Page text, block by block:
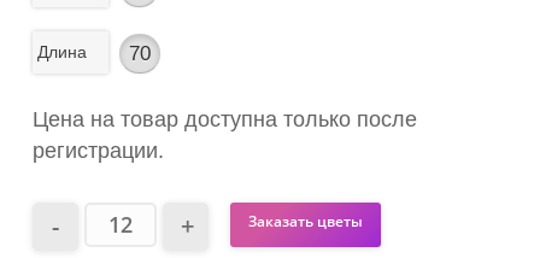
Длина 70
Цена на товар доступна только после
регистрации.
Заказать цветы